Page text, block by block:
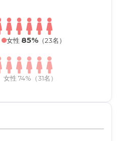
女性 85%（23名）
女性 74%（31名）